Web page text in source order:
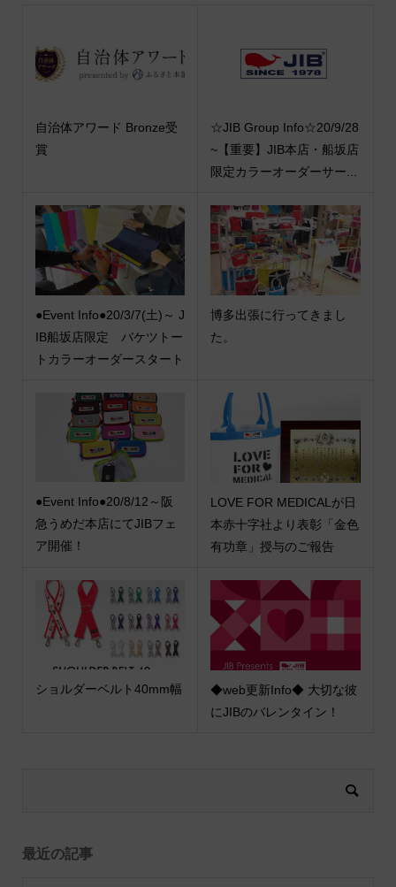
自治体アワード Bronze受
賞
☆JIB Group Info☆20/9/28
~【重要】JIB本店・船坂店
限定カラーオーダーサー...
●Event Info●20/3/7(土)～ J
IB船坂店限定 バケツトー
トカラーオーダースタート
博多出張に行ってきまし
た。
●Event Info●20/8/12～阪
急うめだ本店にてJIBフェ
ア開催！
LOVE FOR MEDICALが日
本赤十字社より表彰「金色
有功章」授与のご報告
ショルダーベルト40mm幅
◆web更新Info◆ 大切な彼
にJIBのバレンタイン！
最近の記事